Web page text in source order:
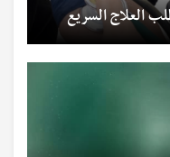
العلاج السريع